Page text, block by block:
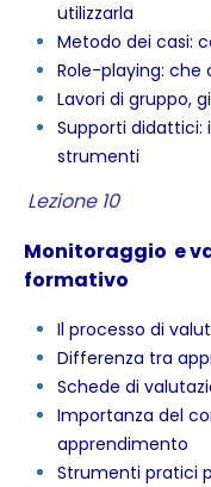
utilizzarla
Metodo dei casi:
Role-playing: che
Lavori di gruppo,
Supporti
strumenti
Lezione 10
Monitoraggio e
formativo
Il processo di
Differenza tra
Schede di
Importanza del
apprendimento
Strumenti pratici